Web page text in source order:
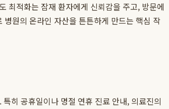
최적화는 잠재 환자에게 신뢰감을 주고, 방문에
원의 온라인 자산을 튼튼하게 만드는 핵심 작
히 공휴일이나 명절 연휴 진료 안내, 의료진의